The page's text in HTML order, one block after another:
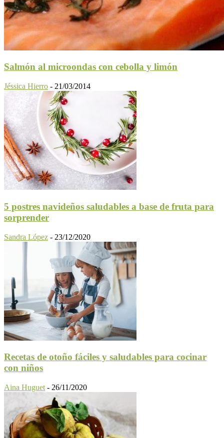
Salmón al microondas con cebolla y limón
Jéssica Hierro - 21/03/2014
5 postres navideños saludables a base de fruta para
sorprender
Sandra López - 23/12/2020
Recetas de otoño fáciles y saludables para cocinar
con niños
Aina Huguet - 26/11/2020